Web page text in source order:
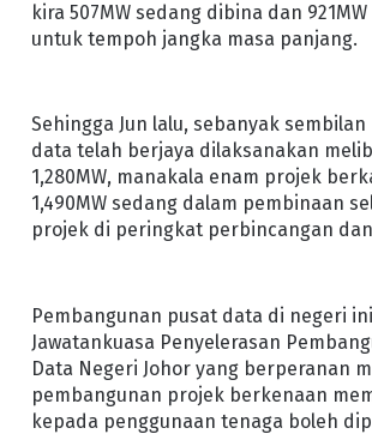
kira 507MW sedang dibina dan
untuk tempoh jangka masa panjang.
Sehingga Jun lalu, sebanyak
data telah berjaya dilaksanakan
1,280MW, manakala enam projek
1,490MW sedang dalam pembinaan
projek di peringkat perbincangan
Pembangunan pusat data di negeri
Jawatankuasa Penyelerasan
Data Negeri Johor yang berperanan
pembangunan projek berkenaan
kepada penggunaan tenaga boleh